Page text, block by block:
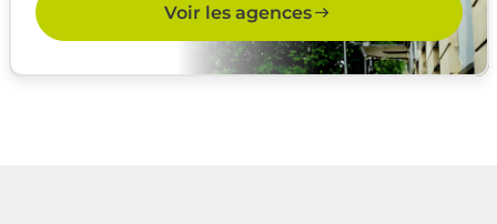
Voir les agences